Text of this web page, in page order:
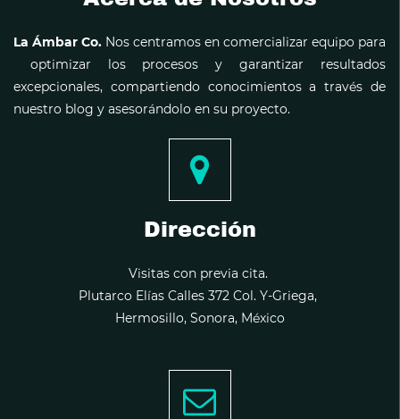
La Ámbar Co. Nos centramos en comercializar equipo para
optimizar los procesos y garantizar resultados
excepcionales, compartiendo conocimientos a través de
nuestro blog y asesorándolo en su proyecto.
Dirección
Visitas con previa cita.
Plutarco Elías Calles 372 Col. Y-Griega,
Hermosillo, Sonora, México